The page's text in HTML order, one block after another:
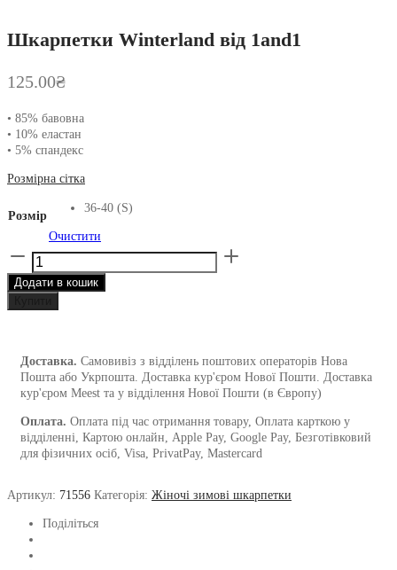
Шкарпетки Winterland від 1and1
125.00₴
• 85% бавовна
• 10% еластан
• 5% спандекс
Розмірна сітка
Розмір
36-40 (S)
Очистити
Шкарпетки
Winterland
від
Додати в кошик
Доставка. Самовивіз з відділень поштових операторів Нова
Пошта або Укрпошта. Доставка кур'єром Нової Пошти. Доставка
кур'єром Meest та у відділення Нової Пошти (в Європу)
Оплата. Оплата під час отримання товару, Оплата карткою у
відділенні, Картою онлайн, Apple Pay, Google Pay, Безготівковий
для фізичних осіб, Visa, PrivatPay, Mastercard
Артикул: 71556 Категорія: Жіночі зимові шкарпетки
Поділіться